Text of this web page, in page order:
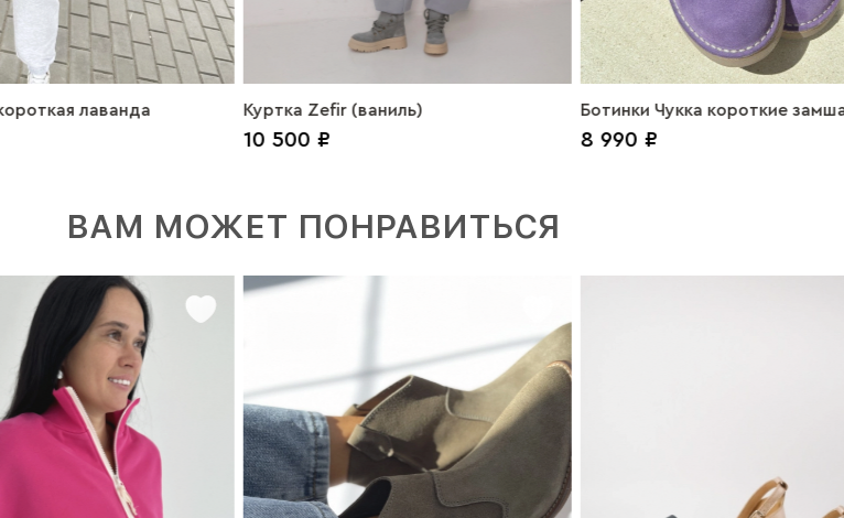
лаванда Куртка Zefir (ваниль)
10 500 ₽
Ботинки Чукка короткие замша
сиреневый
8 990 ₽
ВАМ МОЖЕТ ПОНРАВИТЬСЯ